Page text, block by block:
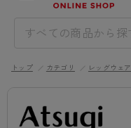
3,980円以
トップ カテゴリ レッグウェア